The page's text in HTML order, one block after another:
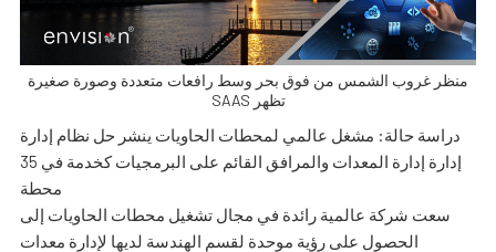
منظر غروب الشمس من فوق بحر وسط رافعات متعددة وصورة صغيرة
تظهر SAAS
دراسة حالة: مشغل عالمي لمحطات الحاويات ينشر حل نظام إدارة
إدارة إدارة المعدات والمرافق القائم على البرمجيات كخدمة في 35
محطة
سعت شركة عالمية رائدة في مجال تشغيل محطات الحاويات إلى
الحصول على رؤية موحدة لقسم الهندسة لديها لإدارة معدات